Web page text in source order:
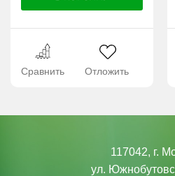
Сравнить Отложить
117042, г.
ул.